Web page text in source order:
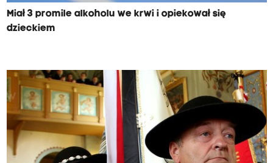
Miał 3 promile alkoholu we krwi i opiekował się
dzieckiem